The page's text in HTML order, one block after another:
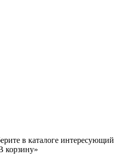
в каталоге интересующий
корзину»